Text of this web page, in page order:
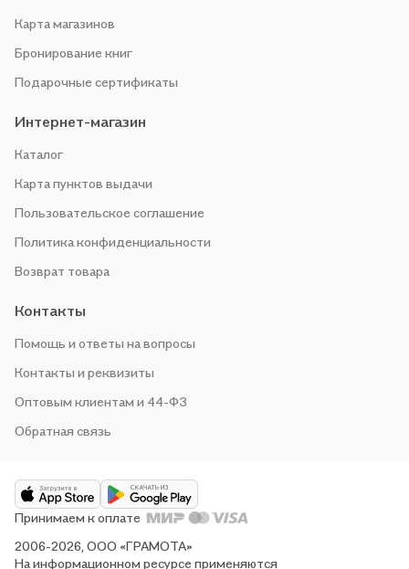
Карта магазинов
Бронирование книг
Подарочные сертификаты
Интернет-магазин
Каталог
Карта пунктов выдачи
Пользовательское соглашение
Политика конфиденциальности
Возврат товара
Контакты
Помощь и ответы на вопросы
Контакты и реквизиты
Оптовым клиентам и 44-ФЗ
Обратная связь
2006-2026, ООО «ГРАМОТА»
На информационном ресурсе применяются
Принимаем к оплате